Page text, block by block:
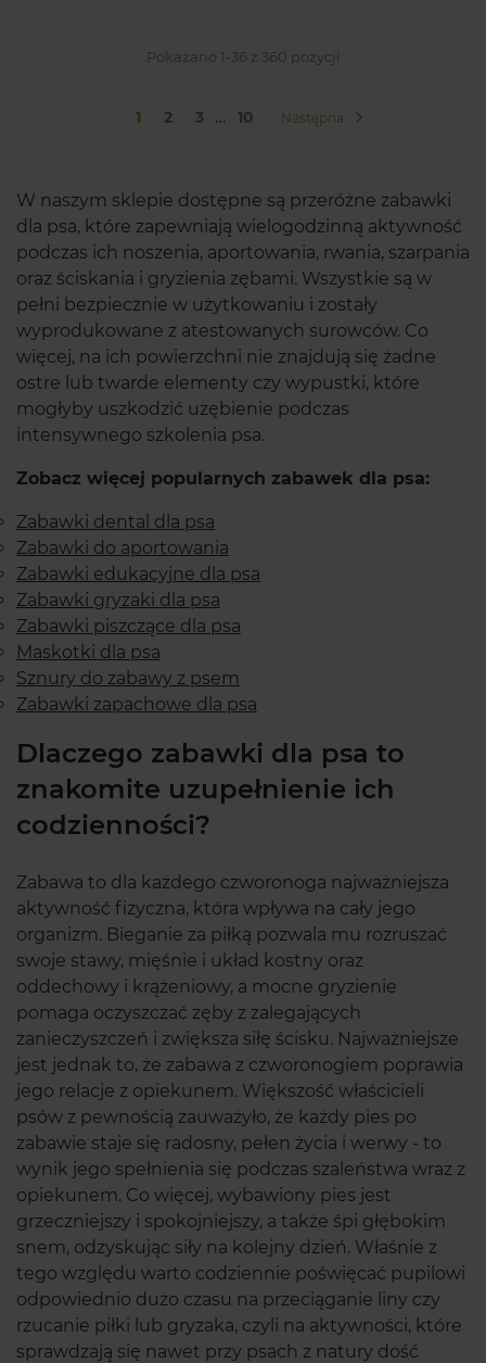
Pokazano 1-36 z 360 pozycji
1 2 3 … 10 Następna
W naszym sklepie dostępne są przeróżne zabawki
dla psa, które zapewniają wielogodzinną aktywność
podczas ich noszenia, aportowania, rwania, szarpania
oraz ściskania i gryzienia zębami. Wszystkie są w
pełni bezpiecznie w użytkowaniu i zostały
wyprodukowane z atestowanych surowców. Co
więcej, na ich powierzchni nie znajdują się żadne
ostre lub twarde elementy czy wypustki, które
mogłyby uszkodzić uzębienie podczas
intensywnego szkolenia psa.
Zobacz więcej popularnych zabawek dla psa:
Zabawki dental dla psa
Zabawki do aportowania
Zabawki edukacyjne dla psa
Zabawki gryzaki dla psa
Zabawki piszczące dla psa
Maskotki dla psa
Sznury do zabawy z psem
Zabawki zapachowe dla psa
Dlaczego zabawki dla psa to
znakomite uzupełnienie ich
codzienności?
Zabawa to dla każdego czworonoga najważniejsza
aktywność fizyczna, która wpływa na cały jego
organizm. Bieganie za piłką pozwala mu rozruszać
swoje stawy, mięśnie i układ kostny oraz
oddechowy i krążeniowy, a mocne gryzienie
pomaga oczyszczać zęby z zalegających
zanieczyszczeń i zwiększa siłę ścisku. Najważniejsze
jest jednak to, że zabawa z czworonogiem poprawia
jego relacje z opiekunem. Większość właścicieli
psów z pewnością zauważyło, że każdy pies po
zabawie staje się radosny, pełen życia i werwy - to
wynik jego spełnienia się podczas szaleństwa wraz z
opiekunem. Co więcej, wybawiony pies jest
grzeczniejszy i spokojniejszy, a także śpi głębokim
snem, odzyskując siły na kolejny dzień. Właśnie z
tego względu warto codziennie poświęcać pupilowi
odpowiednio dużo czasu na przeciąganie liny czy
rzucanie piłki lub gryzaka, czyli na aktywności, które
sprawdzają się nawet przy psach z natury dość